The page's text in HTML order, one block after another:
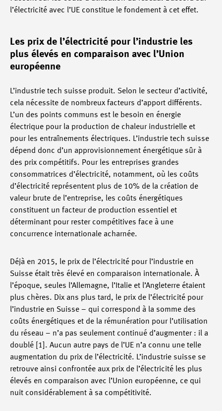
l’électricité avec l’UE constitue le fondement à cet effet.
Les prix de l’électricité pour l’industrie les
plus élevés en comparaison avec l’Union
européenne
L’industrie tech suisse produit. Selon le secteur d’activité,
cela nécessite de nombreux facteurs d’apport différents.
L’un des points communs est le besoin en énergie
électrique pour la production de chaleur industrielle et
pour les entraînements électriques. L’industrie tech suisse
dépend donc d’un approvisionnement énergétique sûr à
des prix compétitifs. Pour les entreprises grandes
consommatrices d’électricité, notamment, où les coûts
d’électricité représentent plus de 10% de la création de
valeur brute de l’entreprise, les coûts énergétiques
constituent un facteur de production essentiel et
déterminant pour rester compétitives face à une
concurrence internationale acharnée.
Déjà en 2015, le prix de l’électricité pour l’industrie en
Suisse était très élevé en comparaison internationale. À
l’époque, seules l’Allemagne, l’Italie et l’Angleterre étaient
plus chères. Dix ans plus tard, le prix de l’électricité pour
l’industrie en Suisse – qui correspond à la somme des
coûts énergétiques et de la rémunération pour l’utilisation
du réseau – n’a pas seulement continué d’augmenter : il a
doublé [1]. Aucun autre pays de l’UE n’a connu une telle
augmentation du prix de l’électricité. L’industrie suisse se
retrouve ainsi confrontée aux prix de l’électricité les plus
élevés en comparaison avec l’Union européenne, ce qui
nuit considérablement à sa compétitivité.